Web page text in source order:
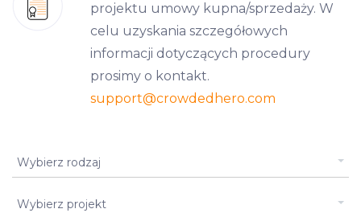
projektu umowy kupna/sprzedaży. W
celu uzyskania szczegółowych
informacji dotyczących procedury
prosimy o kontakt.
support@crowdedhero.com
Typ listingu
Wybierz rodzaj
Projekt
Wybierz projekt